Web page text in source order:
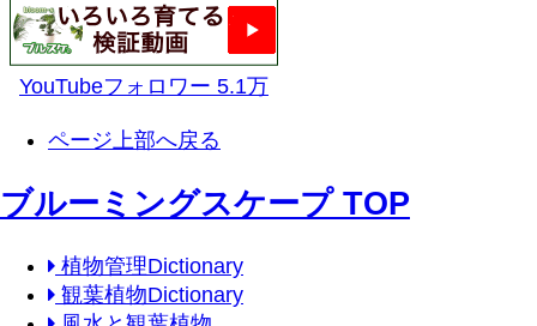
YouTubeフォロワー 5.1万
ページ上部へ戻る
ブルーミングスケープ TOP
植物管理Dictionary
観葉植物Dictionary